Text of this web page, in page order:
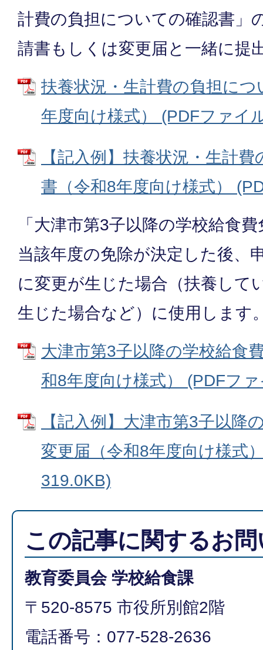
計費の負担についての確認書」
請書もしくは変更届と一緒に提
扶養状況・生計費の負担に
年度向け様式） (PDFファイ
【記入例】扶養状況・生計
書（令和8年度向け様式）
「大津市第3子以降の学校給食
当該年度の免除が決定した後、
に変更が生じた場合（扶養して
生じた場合など）に使用します
大津市第3子以降の学校給食
和8年度向け様式） (PDFフ
【記入例】大津市第3子以降
変更届（令和8年度向け様式
319.0KB)
この記事に関するお
教育委員会 学校給食課
〒520-8575 市役所別館2階
電話番号：077-528-2636